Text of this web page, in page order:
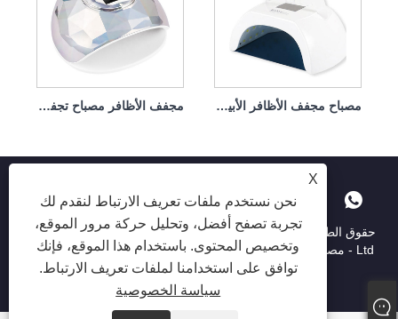
مجفف الأظافر مصباح تجفيف الأظافر لطلاء الأظافر 86 وات مصباح مجفف الأظافر الأبيض، علاج سريع 80 وات، محمول
X
نحن نستخدم ملفات تعريف الارتباط لنقدم لك
تجربة تصفح أفضل، وتحليل حركة مرور الموقع،
وتخصيص المحتوى. باستخدام هذا الموقع، فإنك
توافق على استخدامنا لملفات تعريف الارتباط.
سياسة الخصوصية
حقوق الطبع والنشر © 2025 Shenzhen Ruina Optoelectronic Co. ،
Ltd - مصباح الأظافر ، حفر الأظافر ، جامع غبار الأظافر - جميع الحقوق
محفوظة.